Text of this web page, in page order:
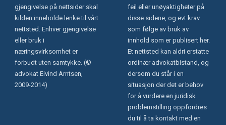
gjengivelse på nettsider skal
kilden inneholde lenke til vårt
nettsted. Enhver gjengivelse
eller bruk i
næringsvirksomhet er
forbudt uten samtykke. (©
advokat Eivind Arntsen,
2009-2014)
feil eller unøyaktigheter på
disse sidene, og evt krav
som følge av bruk av
innhold som er publisert her.
Et nettsted kan aldri erstatte
ordinær advokatbistand, og
dersom du står i en
situasjon der det er behov
for å vurdere en juridisk
problemstilling oppfordres
du til å ta kontakt med en